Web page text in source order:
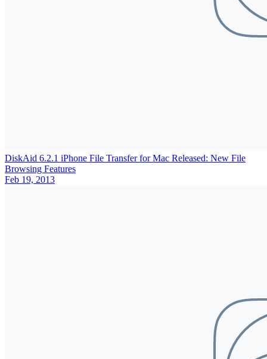
DiskAid 6.2.1 iPhone File Transfer for Mac Released: New File
Browsing Features
Feb 19, 2013